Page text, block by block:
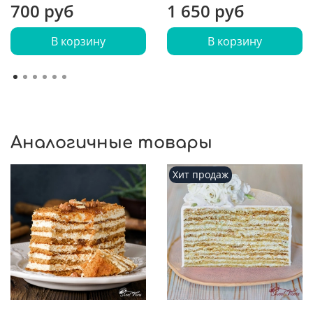
700 руб
В корзину
1 650 руб
В корзину
Аналогичные товары
Хит продаж